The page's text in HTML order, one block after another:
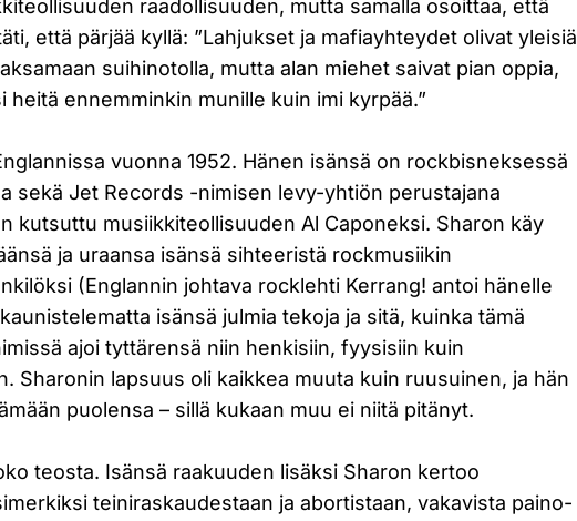
raadollisuuden, mutta samalla osoittaa, että
että pärjää kyllä: ”Lahjukset ja mafiayhteydet olivat yleisiä
suihinotolla, mutta alan miehet saivat pian oppia,
heitä ennemminkin munille kuin imi kyrpää.”
vuonna 1952. Hänen isänsä on rockbisneksessä
sekä Jet Records -nimisen levy-yhtiön perustajana
kutsuttu musiikkiteollisuuden Al Caponeksi. Sharon käy
ja uraansa isänsä sihteeristä rockmusiikin
(Englannin johtava rocklehti Kerrang! antoi hänelle
isänsä julmia tekoja ja sitä, kuinka tämä
ajoi tyttärensä niin henkisiin, fyysisiin kuin
Sharonin lapsuus oli kaikkea muuta kuin ruusuinen, ja hän
puolensa – sillä kukaan muu ei niitä pitänyt.
teosta. Isänsä raakuuden lisäksi Sharon kertoo
teiniraskaudestaan ja abortistaan, vakavista paino-